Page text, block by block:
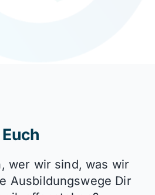
wer wir sind, was wir
Ausbildungswege Dir